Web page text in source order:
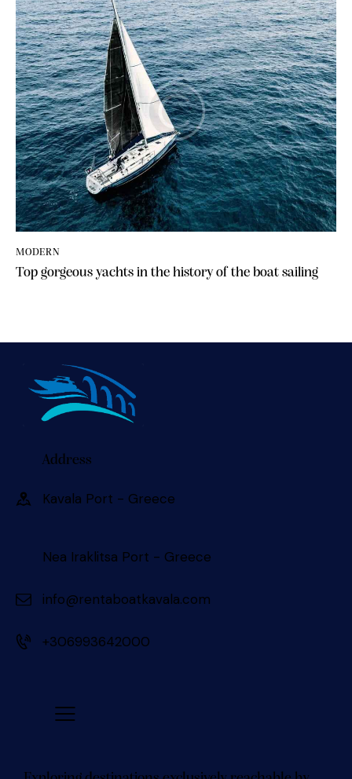
MODERN
Top gorgeous yachts in the history of the boat sailing
Address
Kavala Port - Greece 󠀠󠀠
Nea Iraklitsa Port - Greece
info@rentaboatkavala.com
+306993642000